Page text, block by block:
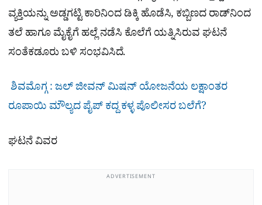
ವ್ಯಕ್ತಿಯನ್ನು ಅಡ್ಡಗಟ್ಟಿ ಕಾರಿನಿಂದ ಡಿಕ್ಕಿ ಹೊಡೆಸಿ, ಕಬ್ಬಿಣದ ರಾಡ್‌ನಿಂದ
ತಲೆ ಹಾಗೂ ಮೈಕೈಗೆ ಹಲ್ಲೆ ನಡೆಸಿ ಕೊಲೆಗೆ ಯತ್ನಿಸಿರುವ ಘಟನೆ
ಸಂತೆಕಡೂರು ಬಳಿ ಸಂಭವಿಸಿದೆ.
ಶಿವಮೊಗ್ಗ : ಜಲ್​ ಜೀವನ್​ ಮಿಷನ್​ ಯೋಜನೆಯ ಲಕ್ಷಾಂತರ
ರೂಪಾಯಿ ಮೌಲ್ಯದ ಪೈಪ್​ ಕದ್ದ ಕಳ್ಳ ಪೊಲೀಸರ ಬಲೆಗೆ?
ಘಟನೆ ವಿವರ
ADVERTISEMENT